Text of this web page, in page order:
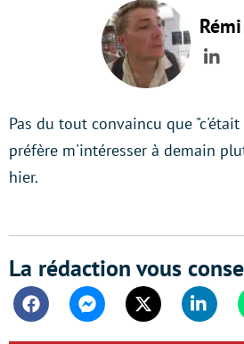
Pas du tout convaincu que
préfère m'intéresser à demain
hier.
La rédaction vous
FacebookMessengerTwitter